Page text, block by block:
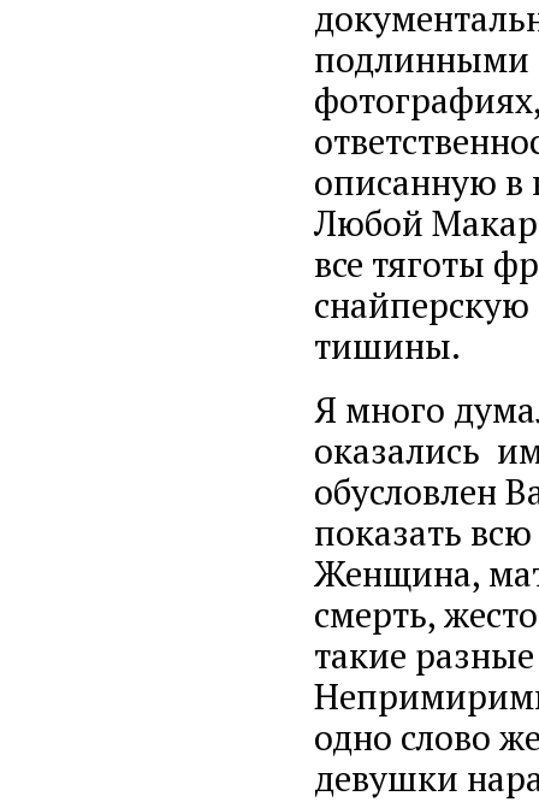
подлинными
описанную в
Любой
все тяготы
тишины.
Я много
оказались
обусловлен
показать
Женщина,
смерть,
такие
одно слово
девушки